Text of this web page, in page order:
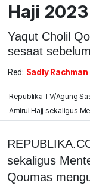
Haji 2023
Yaqut Cholil
sesaat
Red: Sadly Rachman
Republika TV/Agung
Amirul Hajj sekaligus
sekaligus
Qoumas